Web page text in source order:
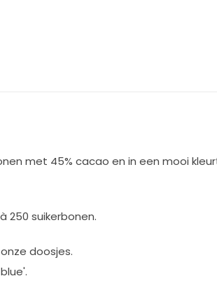
met 45% cacao en in een mooi
250 suikerbonen.
doosjes.